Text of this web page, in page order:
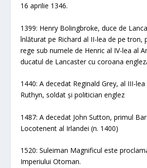
16 aprilie 1346.
1399: Henry Bolingbroke, duce de
înlăturat pe Richard al II-lea de pe tron,
rege sub numele de Henric al IV-lea al
ducatul de Lancaster cu coroana
1440: A decedat Reginald Grey, al III-
Ruthyn, soldat și politician englez
1487: A decedat John Sutton, primul
Locotenent al Irlandei (n. 1400)
1520: Suleiman Magnificul este
Imperiului Otoman.